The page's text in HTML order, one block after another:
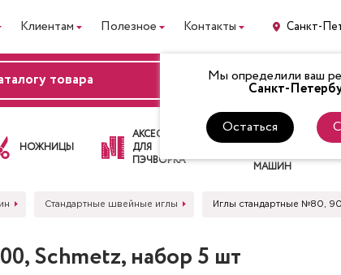
Клиентам Полезное Контакты Санкт-
Мы определили ваш
Санкт-
Остаться
ВХОД
НОЖНИЦЫ
АКСЕССУАРЫ
ДЛЯ
ПЭЧВОРКА
ЛАПКИ
ДЛЯ
МАШИН
Стандартные швейные иглы Иглы стандартные №80,
Schmetz, набор 5 шт